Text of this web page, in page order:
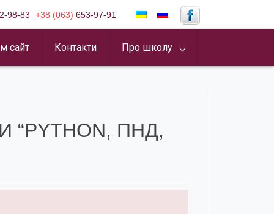
98-83 +38 (063) 653-97-91
сайт Контакти Про школу
ПНД,